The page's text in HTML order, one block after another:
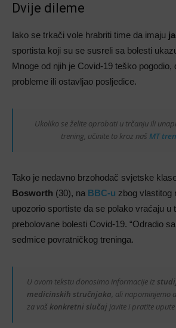
Dvije dileme
Iako se trkači vole hrabriti time da imaju
sportista koji su se susreli sa bolesti
Mnoge od njih je Covid-19 teško pogodio,
probleme ili ostavljao posljedice.
Ukoliko se želite oprobati u trčanju ili
trening, učinite to kroz naš MT
Tako je nedavno brzohodač svjetske
Bosworth (30), na BBC-u zbog vlastitog
upozorio sportiste da se polako vraćaju u
prebolovane bolesti Covid-19. “Odradio
sedmice povratničkog treninga.
U ovom tekstu donosimo informacije iz
medicinskih stručnjaka, ali napominjemo
za vaš konkretni slučaj javite i pratite